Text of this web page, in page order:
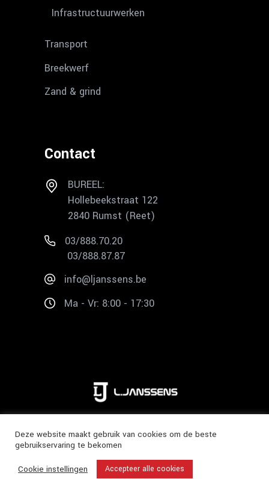
Infrastructuurwerken
Transport
Breekwerf
Zand & grind
Contact
BUREEL:
Hollebeekstraat 122
2840 Rumst (Reet)
03/888.70.20
03/888.87.87
info@ljanssens.be
Ma - Vr: 8:00 - 17:30
Copyright 2020 © L. Janssens
Deze website maakt gebruik van cookies om de beste
gebruikservaring te bekomen
Cookie instellingen Accepteer alle cookies